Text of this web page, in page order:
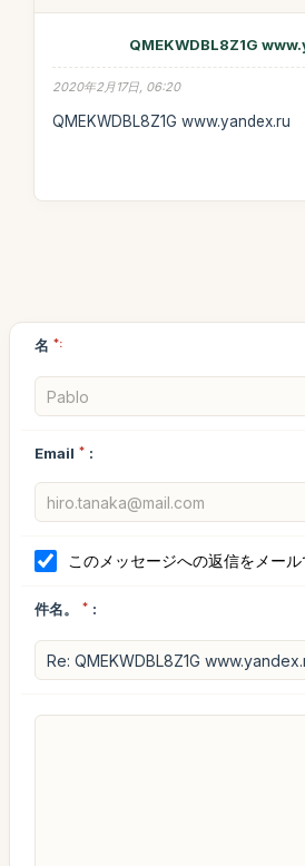
QMEKWDBL8Z1G
2020年2月17日, 06:20
QMEKWDBL8Z1G www.yandex.ru
名 *:
Email * :
このメッセージへの返信をメール
件名。 * :